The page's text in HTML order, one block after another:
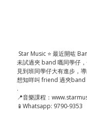
Star Music ⭐ 最近開咗
未試過夾 band 嘅同學仔
見到班同學仔大有進步，
想知咩叫 friend 過夾band
.
📍音樂課程：
📱Whatsapp: 9790-9353